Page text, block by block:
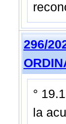
296/
°
la